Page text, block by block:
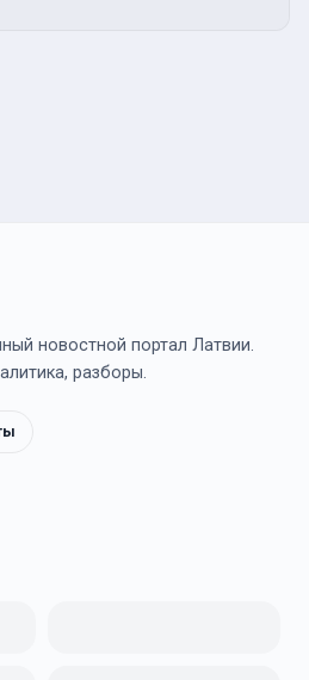
новостной портал Латвии.
разборы.